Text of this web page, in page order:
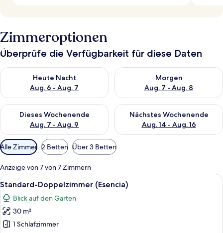
Zimmeroptionen
Überprüfe die Verfügbarkeit für diese Daten
Heute Nacht
Aug. 6 - Aug. 7
Überprüfe die Verfügbarkeit für heute Nacht, Aug. 6 - Aug. 7.
Morgen
Aug. 7 - Aug. 8
Überprüfe die Verfügbarkeit
Dieses Wochenende
Aug. 7 - Aug. 9
Überprüfe die Verfügbarkeit für dieses Wochenende, Aug. 7
Nächstes Wochenende
Aug. 14 - Aug. 16
Überprüfe die Verfügbarkeit
Verfügbare
Filter
für
Zimmer
Alle Zimmer 2 Betten Über 3 Betten
Anzeige von 7 von 7 Zimmern
Alle
Fotos
für
Standard-
Doppelzimmer
Minibar, Zimmersafe, Schreibtisch,
2
Standard-Doppelzimmer (Esencia)
Blick auf den Garten
30 m²
1 Schlafzimmer